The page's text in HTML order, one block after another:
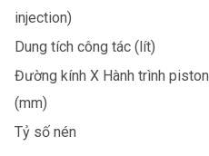
injection)
Dung tích công tác (lít)
Đường kính X Hành trình piston
(mm)
Tỷ số nén